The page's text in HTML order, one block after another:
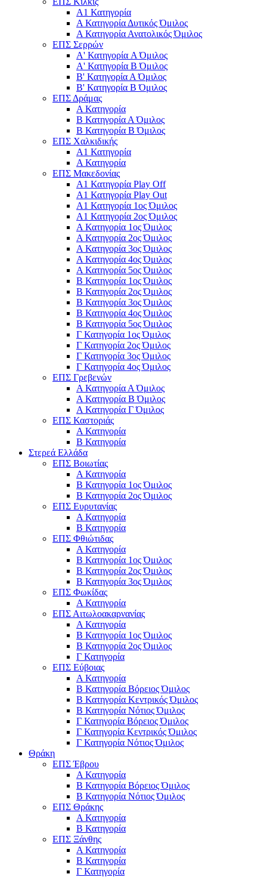
Α1 Κατηγορία
Α Κατηγορία Δυτικός Όμιλος
Α Κατηγορία Ανατολικός Όμιλος
ΕΠΣ Σερρών
Α' Κατηγορία A Όμιλος
Α' Κατηγορία Β Όμιλος
Β' Κατηγορία Α Όμιλος
Β' Κατηγορία Β Όμιλος
ΕΠΣ Δράμας
Α Κατηγορία
Β Κατηγορία Α Όμιλος
Β Κατηγορία Β Όμιλος
ΕΠΣ Χαλκιδικής
Α1 Κατηγορία
Α Κατηγορία
ΕΠΣ Μακεδονίας
Α1 Κατηγορία Play Off
Α1 Κατηγορία Play Out
Α1 Κατηγορία 1ος Όμιλος
Α1 Κατηγορία 2ος Όμιλος
Α Κατηγορία 1ος Όμιλος
Α Κατηγορία 2ος Όμιλος
Α Κατηγορία 3ος Όμιλος
Α Κατηγορία 4ος Όμιλος
Α Κατηγορία 5ος Όμιλος
Β Κατηγορία 1ος Όμιλος
Β Κατηγορία 2ος Όμιλος
Β Κατηγορία 3ος Όμιλος
Β Κατηγορία 4ος Όμιλος
Β Κατηγορία 5ος Όμιλος
Γ Κατηγορία 1ος Όμιλος
Γ Κατηγορία 2ος Όμιλος
Γ Κατηγορία 3ος Όμιλος
Γ Κατηγορία 4ος Όμιλος
ΕΠΣ Γρεβενών
Α Κατηγορία Α Όμιλος
Α Κατηγορία B Όμιλος
Α Κατηγορία Γ Όμιλος
ΕΠΣ Καστοριάς
Α Κατηγορία
Β Κατηγορία
Στερεά Ελλάδα
ΕΠΣ Βοιωτίας
Α Κατηγορία
Β Κατηγορία 1ος Όμιλος
Β Κατηγορία 2ος Όμιλος
ΕΠΣ Ευρυτανίας
Α Κατηγορία
Β Κατηγορία
ΕΠΣ Φθιώτιδας
Α Κατηγορία
Β Κατηγορία 1ος Όμιλος
Β Κατηγορία 2ος Όμιλος
Β Κατηγορία 3ος Όμιλος
ΕΠΣ Φωκίδας
Α Κατηγορία
ΕΠΣ Αιτωλοακαρνανίας
Α Κατηγορία
Β Κατηγορία 1ος Όμιλος
Β Κατηγορία 2ος Όμιλος
Γ Κατηγορία
ΕΠΣ Εύβοιας
Α Κατηγορία
Β Κατηγορία Βόρειος Όμιλος
Β Κατηγορία Κεντρικός Όμιλος
Β Κατηγορία Νότιος Όμιλος
Γ Κατηγορία Βόρειος Όμιλος
Γ Κατηγορία Κεντρικός Όμιλος
Γ Κατηγορία Νότιος Όμιλος
Θράκη
ΕΠΣ Έβρου
Α Κατηγορία
Β Κατηγορία Βόρειος Όμιλος
Β Κατηγορία Νότιος Όμιλος
ΕΠΣ Θράκης
Α Κατηγορία
Β Κατηγορία
ΕΠΣ Ξάνθης
Α Κατηγορία
Β Κατηγορία
Γ Κατηγορία